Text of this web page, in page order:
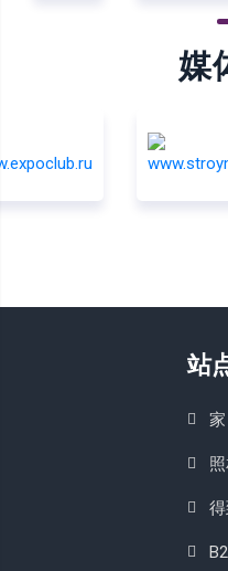
媒
站
家